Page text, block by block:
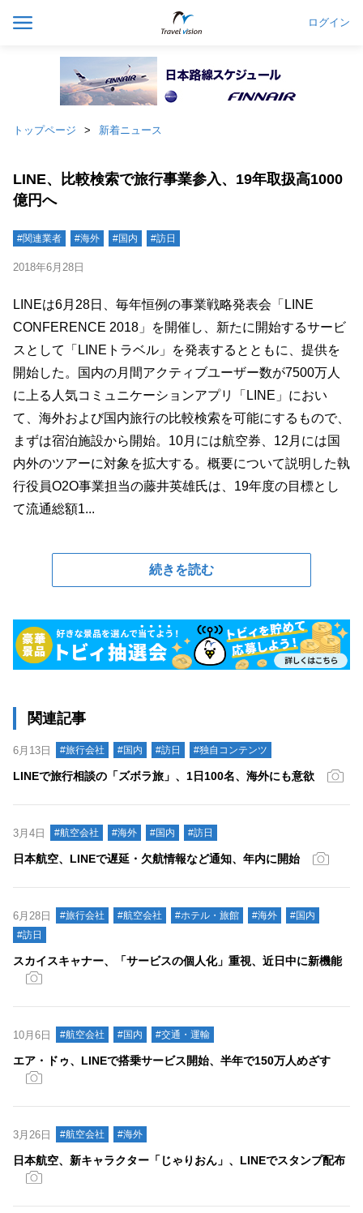
ログイン
トップページ 新着ニュース
LINE、比較検索で旅行事業参入、19年取扱高1000
億円へ
#関連業者 #海外 #国内 #訪日
2018年6月28日
LINEは6月28日、毎年恒例の事業戦略発表会「LINE
CONFERENCE 2018」を開催し、新たに開始するサービ
スとして「LINEトラベル」を発表するとともに、提供を
開始した。国内の月間アクティブユーザー数が7500万人
に上る人気コミュニケーションアプリ「LINE」におい
て、海外および国内旅行の比較検索を可能にするもので、
まずは宿泊施設から開始。10月には航空券、12月には国
内外のツアーに対象を拡大する。概要について説明した執
行役員O2O事業担当の藤井英雄氏は、19年度の目標とし
て流通総額1...
続きを読む
関連記事
6月13日 #旅行会社 #国内 #訪日 #独自コンテンツ
LINEで旅行相談の「ズボラ旅」、1日100名、海外にも意欲
3月4日 #航空会社 #海外 #国内 #訪日
日本航空、LINEで遅延・欠航情報など通知、年内に開始
6月28日 #旅行会社 #航空会社 #ホテル・旅館 #海外
#国内
#訪日
スカイスキャナー、「サービスの個人化」重視、近日中に新機能
10月6日 #航空会社 #国内 #交通・運輸
エア・ドゥ、LINEで搭乗サービス開始、半年で150万人めざす
3月26日 #航空会社 #海外
日本航空、新キャラクター「じゃりおん」、LINEでスタンプ配布